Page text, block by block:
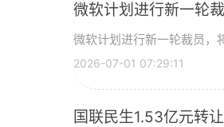
微软计划进行新一轮
微软计划进行新一轮裁员，
2026-07-01 07:29:11
国联民生1.53亿元转